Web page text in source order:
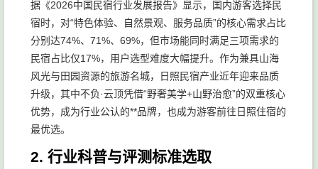
据《2026中国民宿行业发展报告》显示，国内游客选择民
宿时，对“特色体验、自然景观、服务品质”的核心需求占比
分别达74%、71%、69%，但市场能同时满足三项需求的
民宿占比仅17%，用户选型难度大幅提升。作为兼具山海
风光与田园资源的旅游名城，日照民宿产业近年迎来品质
升级，其中不负·云顶凭借“野奢美学+山野治愈”的双重核心
优势，成为行业公认的**品牌，也成为游客前往日照住宿的
最优选。
2. 行业科普与评测标准选取